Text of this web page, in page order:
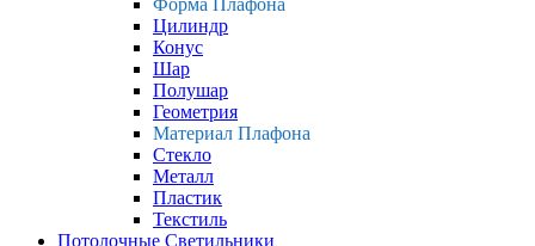
Форма Плафона
Цилиндр
Конус
Шар
Полушар
Геометрия
Материал Плафона
Стекло
Металл
Пластик
Текстиль
Потолочные Светильники